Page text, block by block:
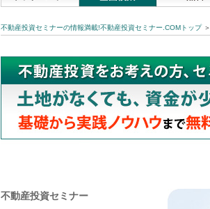
不動産投資セミナーの情報満載!不動産投資セミナー.COMトップ＞
不動産投資セミナー